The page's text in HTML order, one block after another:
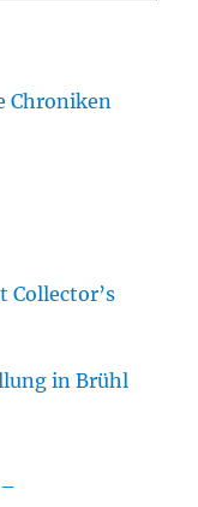
Chroniken
Collector’s
in Brühl